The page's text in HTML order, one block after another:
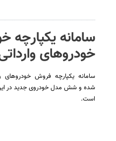
سامانه یکپارچه
خودروهای
سامانه یکپارچه فروش خودروهای
شده و شش مدل خودروی جدید در این
است.